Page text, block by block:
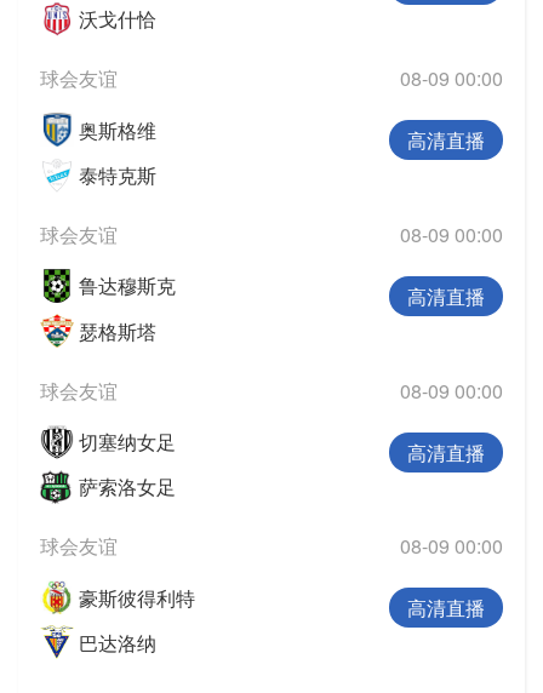
沃戈什恰
球会友谊
08-09 00:00
奥斯格维
泰特克斯
高清直播
球会友谊
08-09 00:00
鲁达穆斯克
瑟格斯塔
高清直播
球会友谊
08-09 00:00
切塞纳女足
萨索洛女足
高清直播
球会友谊
08-09 00:00
豪斯彼得利特
巴达洛纳
高清直播